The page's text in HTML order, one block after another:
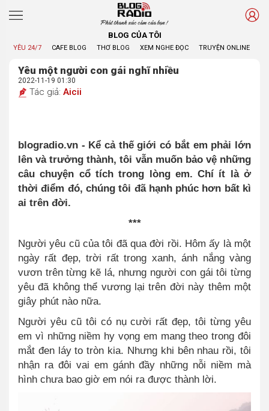
Phát thanh xúc cảm của bạn !
BLOG CỦA TÔI
YÊU 24/7 CAFE BLOG THƠ BLOG XEM NGHE ĐỌC TRUYỆN ONLINE
Yêu một người con gái nghĩ nhiều
2022-11-19 01:30
Tác giả: Aicii
blogradio.vn - Kể cả thế giới có bắt em phải lớn
lên và trưởng thành, tôi vẫn muốn bảo vệ những
câu chuyện cổ tích trong lòng em. Chí ít là ở
thời điểm đó, chúng tôi đã hạnh phúc hơn bất kì
ai trên đời.
***
Người yêu cũ của tôi đã qua đời rồi. Hôm ấy là một
ngày rất đẹp, trời rất trong xanh, ánh nắng vàng
vươn trên từng kẽ lá, nhưng người con gái tôi từng
yêu đã không thể vương lại trên đời này thêm một
giây phút nào nữa.
Người yêu cũ tôi có nụ cười rất đẹp, tôi từng yêu
em vì những niềm hy vọng em mang theo trong đôi
mắt đen láy to tròn kia. Nhưng khi bên nhau rồi, tôi
nhận ra đôi vai em gánh đầy những nỗi niềm mà
hình chưa bao giờ em nói ra được thành lời.